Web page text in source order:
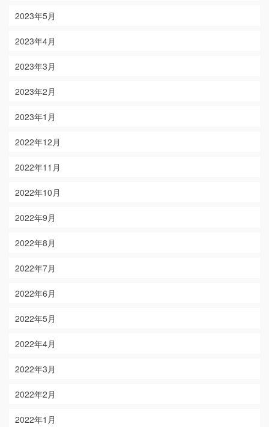
2023年5月
2023年4月
2023年3月
2023年2月
2023年1月
2022年12月
2022年11月
2022年10月
2022年9月
2022年8月
2022年7月
2022年6月
2022年5月
2022年4月
2022年3月
2022年2月
2022年1月